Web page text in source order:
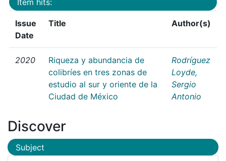
Issue
Date
Title Author(s)
2020
Riqueza y abundancia de
colibríes en tres zonas de
estudio al sur y oriente de la
Ciudad de México
Rodríguez
Loyde,
Sergio
Antonio
Discover
Subject